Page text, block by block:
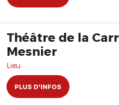
Théâtre de la
Mesnier
Lieu
PLUS D'INFOS